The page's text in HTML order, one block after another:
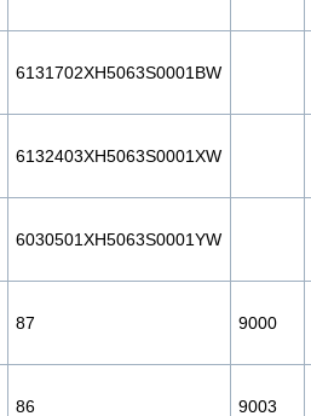
6131702XH5063S0001BW
6132403XH5063S0001XW
6030501XH5063S0001YW
87 9000
86 9003